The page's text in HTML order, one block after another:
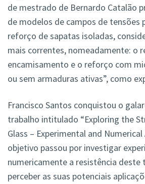
de mestrado de Bernardo Catalão
de modelos de campos de tensões
reforço de sapatas isoladas,
mais correntes, nomeadamente: o
encamisamento e o reforço com
ou sem armaduras ativas”, como
Francisco Santos conquistou o
trabalho intitulado “Exploring the
Glass – Experimental and
objetivo passou por investigar
numericamente a resistência deste
perceber as suas potenciais